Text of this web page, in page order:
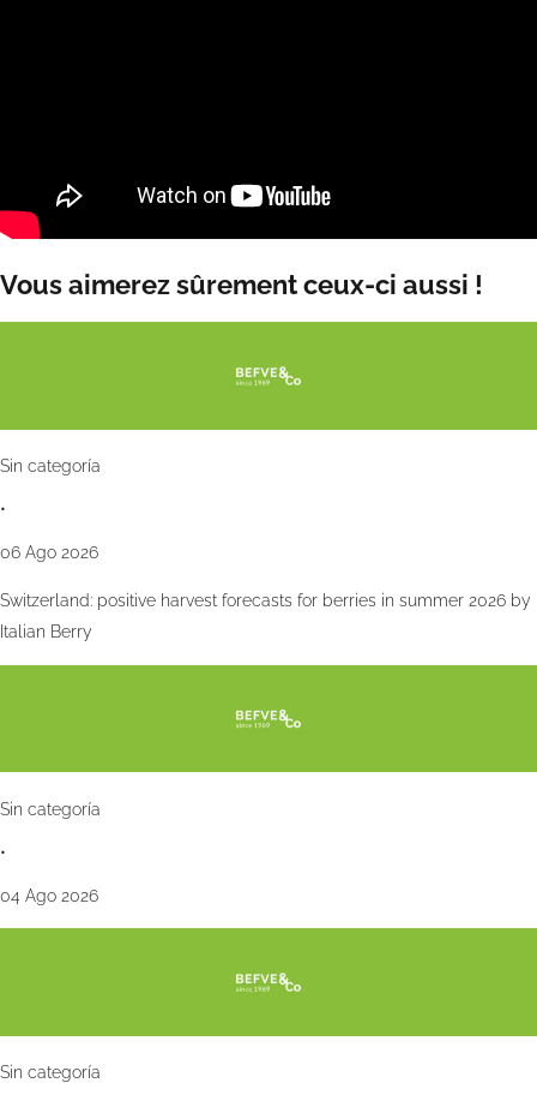
Vous aimerez sûrement ceux-ci aussi !
Sin categoría
•
06 Ago 2026
Switzerland: positive harvest forecasts for berries in summer 2026 by
Italian Berry
Sin categoría
•
04 Ago 2026
Sin categoría